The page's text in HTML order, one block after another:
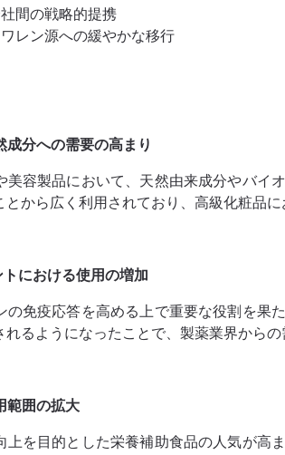
間の戦略的提携
レン源への緩やかな移行
成分への需要の高まり
美容製品において、天然由来成分やバイ
とから広く利用されており、高級化粧品に
における使用の増加
の免疫応答を高める上で重要な役割を果
るようになったことで、製薬業界からの
範囲の拡大
上を目的とした栄養補助食品の人気が高